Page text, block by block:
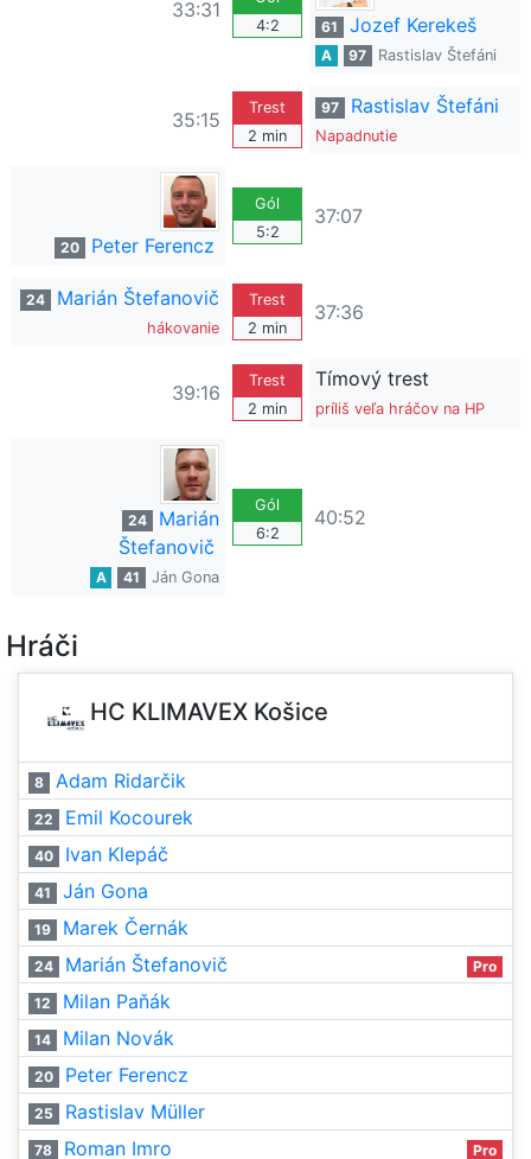
33:31
4:2
61 Jozef Kerekeš
A 97 Rastislav Štefáni
35:15
Trest
2 min
97 Rastislav Štefáni
Napadnutie
20 Peter Ferencz
Gól
5:2
37:07
24 Marián Štefanovič
hákovanie
Trest
2 min
37:36
39:16
Trest
2 min
Tímový trest
príliš veľa hráčov na HP
24
Marián
Štefanovič
A 41 Ján Gona
Gól
6:2
40:52
Hráči
HC KLIMAVEX Košice
8 Adam Ridarčik
22 Emil Kocourek
40 Ivan Klepáč
41 Ján Gona
19 Marek Černák
24 Marián Štefanovič Pro
12 Milan Paňák
14 Milan Novák
20 Peter Ferencz
25 Rastislav Müller
78 Roman Imro Pro